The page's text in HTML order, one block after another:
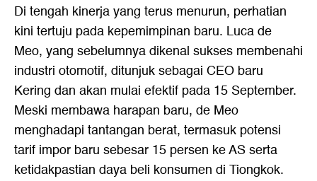
Di tengah kinerja yang terus menurun, perhatian
kini tertuju pada kepemimpinan baru. Luca de
Meo, yang sebelumnya dikenal sukses membenahi
industri otomotif, ditunjuk sebagai CEO baru
Kering dan akan mulai efektif pada 15 September.
Meski membawa harapan baru, de Meo
menghadapi tantangan berat, termasuk potensi
tarif impor baru sebesar 15 persen ke AS serta
ketidakpastian daya beli konsumen di Tiongkok.